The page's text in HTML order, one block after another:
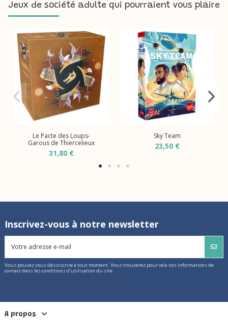
Jeux de société adulte qui pourraient vous plaire
Le Pacte des Loups-
Garous de Thiercelieux
31,80 €
Sky Team
23,50 €
Inscrivez-vous à notre newsletter
Vous pouvez vous désinscrire à tout moment. Vous trouverez pour cela nos informations de
contact dans les conditions d'utilisation du site.
A propos